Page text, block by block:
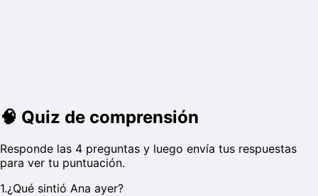
🧠 Quiz de comprensión
Responde las 4 preguntas y luego envía tus respuestas
para ver tu puntuación.
1.¿Qué sintió Ana ayer?